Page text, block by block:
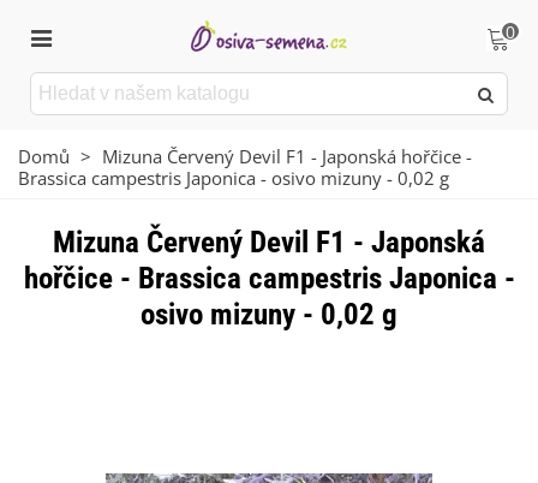
0
Domů > Mizuna Červený Devil F1 - Japonská hořčice -
Brassica campestris Japonica - osivo mizuny - 0,02 g
Mizuna Červený Devil F1 - Japonská
hořčice - Brassica campestris Japonica -
osivo mizuny - 0,02 g